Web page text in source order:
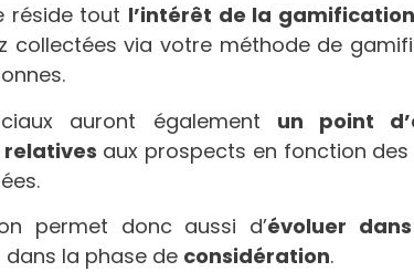
réside tout l’intérêt de la gamification
collectées via votre méthode de
auront également un point
aux prospects en fonction
permet donc aussi d’évoluer
la phase de considération.